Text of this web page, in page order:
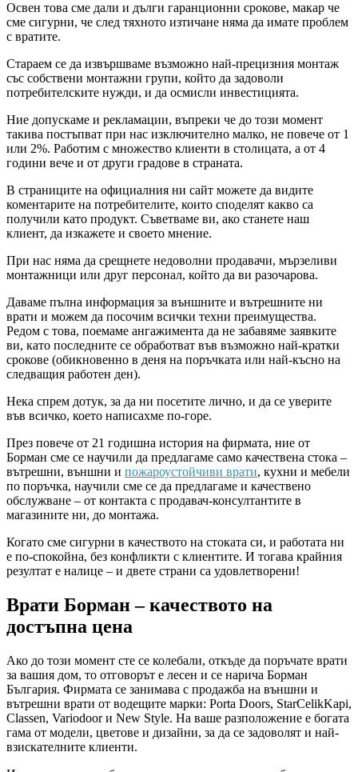
Освен това сме дали и дълги гаранционни срокове, макар че
сме сигурни, че след тяхното изтичане няма да имате проблем
с вратите.
Стараем се да извършваме възможно най-прецизния монтаж
със собствени монтажни групи, който да задоволи
потребителските нужди, и да осмисли инвестицията.
Ние допускаме и рекламации, въпреки че до този момент
такива постъпват при нас изключително малко, не повече от 1
или 2%. Работим с множество клиенти в столицата, а от 4
години вече и от други градове в страната.
В страниците на официалния ни сайт можете да видите
коментарите на потребителите, които споделят какво са
получили като продукт. Съветваме ви, ако станете наш
клиент, да изкажете и своето мнение.
При нас няма да срещнете недоволни продавачи, мързеливи
монтажници или друг персонал, който да ви разочарова.
Даваме пълна информация за външните и вътрешните ни
врати и можем да посочим всички техни преимущества.
Редом с това, поемаме ангажимента да не забавяме заявките
ви, като последните се обработват във възможно най-кратки
срокове (обикновенно в деня на поръчката или най-късно на
следващия работен ден).
Нека спрем дотук, за да ни посетите лично, и да се уверите
във всичко, което написахме по-горе.
През повече от 21 годишна история на фирмата, ние от
Борман сме се научили да предлагаме само качествена стока –
вътрешни, външни и пожароустойчиви врати, кухни и мебели
по поръчка, научили сме се да предлагаме и качествено
обслужване – от контакта с продавач-консултантите в
магазините ни, до монтажа.
Когато сме сигурни в качеството на стоката си, и работата ни
е по-спокойна, без конфликти с клиентите. И тогава крайния
резултат е налице – и двете страни са удовлетворени!
Врати Борман – качеството на
достъпна цена
Ако до този момент сте се колебали, откъде да поръчате врати
за вашия дом, то отговорът е лесен и се нарича Борман
България. Фирмата се занимава с продажба на външни и
вътрешни врати от водещите марки: Porta Doors, StarCelikKapi,
Classen, Variodoor и New Style. На ваше разположение е богата
гама от модели, цветове и дизайни, за да се задоволят и най-
взискателните клиенти.